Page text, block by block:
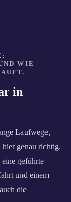
WIE
in
Laufwege,
genau richtig.
geführte
und einem
die